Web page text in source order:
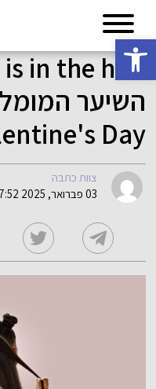
פתח סרגל נגישות
השיער
Day
צוות כתבה
03 פברואר, 2025 07:52